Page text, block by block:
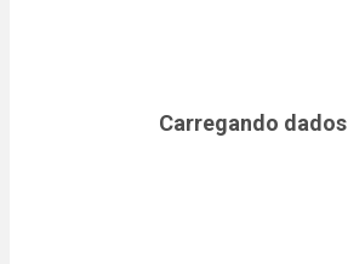
Carregando dados